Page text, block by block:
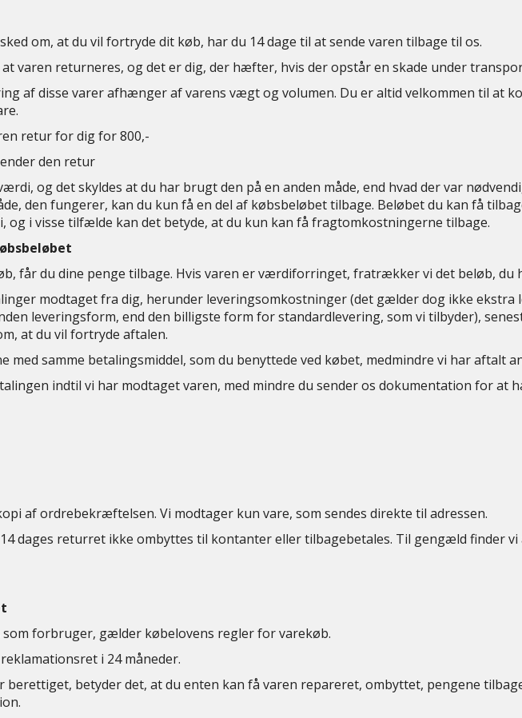
om, at du vil fortryde dit køb, har du 14 dage til at sende varen tilbage til os.
varen returneres, og det er dig, der hæfter, hvis der opstår en skade under
af disse varer afhænger af varens vægt og volumen. Du er altid velkommen til at
retur for dig for 800,-
den retur
og det skyldes at du har brugt den på en anden måde, end hvad der var
den fungerer, kan du kun få en del af købsbeløbet tilbage. Beløbet du kan få
og i visse tilfælde kan det betyde, at du kun kan få fragtomkostningerne tilbage.
får du dine penge tilbage. Hvis varen er værdiforringet, fratrækker vi det beløb,
modtaget fra dig, herunder leveringsomkostninger (det gælder dog ikke
leveringsform, end den billigste form for standardlevering, som vi tilbyder),
at du vil fortryde aftalen.
med samme betalingsmiddel, som du benyttede ved købet, medmindre vi har aftalt
indtil vi har modtaget varen, med mindre du sender os dokumentation for at
af ordrebekræftelsen. Vi modtager kun vare, som sendes direkte til adressen.
dages returret ikke ombyttes til kontanter eller tilbagebetales. Til gengæld finder vi
som forbruger, gælder købelovens regler for varekøb.
i 24 måneder.
berettiget, betyder det, at du enten kan få varen repareret, ombyttet, pengene